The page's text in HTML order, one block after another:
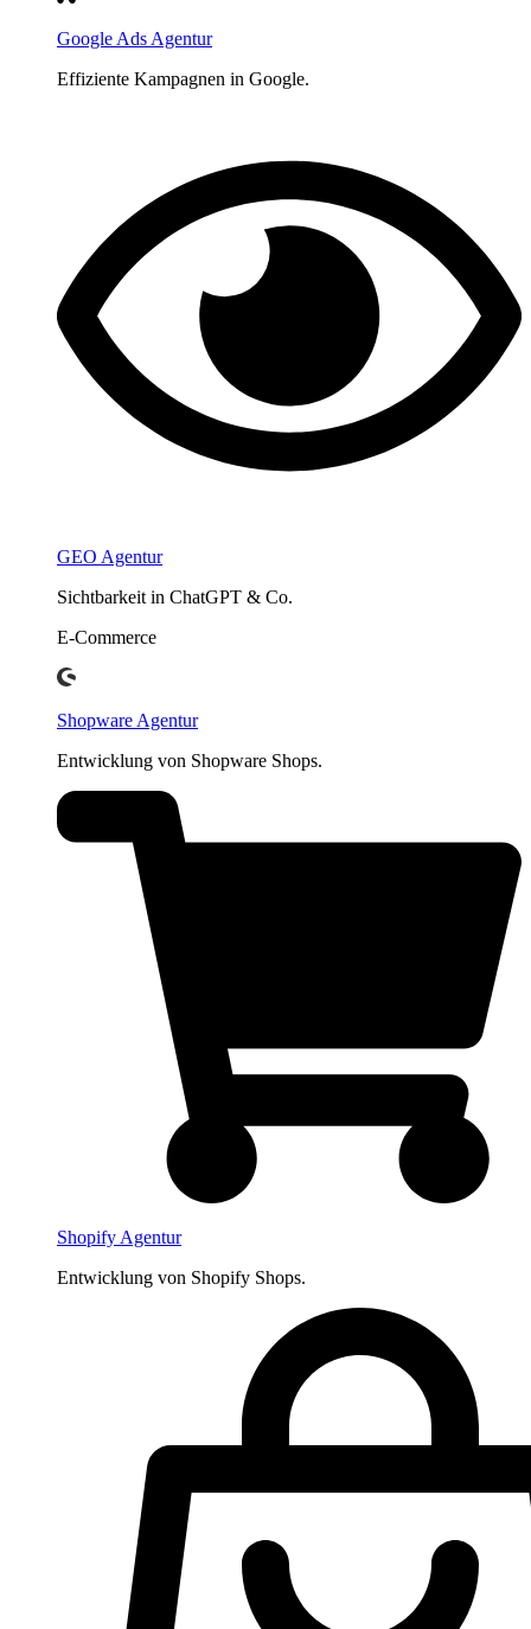
Google Ads Agentur
Effiziente Kampagnen in Google.
GEO Agentur
Sichtbarkeit in ChatGPT & Co.
E-Commerce
Shopware Agentur
Entwicklung von Shopware Shops.
Shopify Agentur
Entwicklung von Shopify Shops.